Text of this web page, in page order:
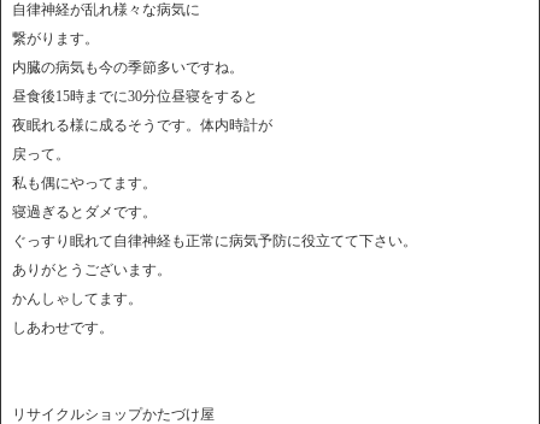
自律神経が乱れ様々な病気に
繋がります。
内臓の病気も今の季節多いですね。
昼食後15時までに30分位昼寝をすると
夜眠れる様に成るそうです。体内時計が
戻って。
私も偶にやってます。
寝過ぎるとダメです。
ぐっすり眠れて自律神経も正常に病気予防に役立てて下さい。
ありがとうございます。
かんしゃしてます。
しあわせです。
リサイクルショップかたづけ屋